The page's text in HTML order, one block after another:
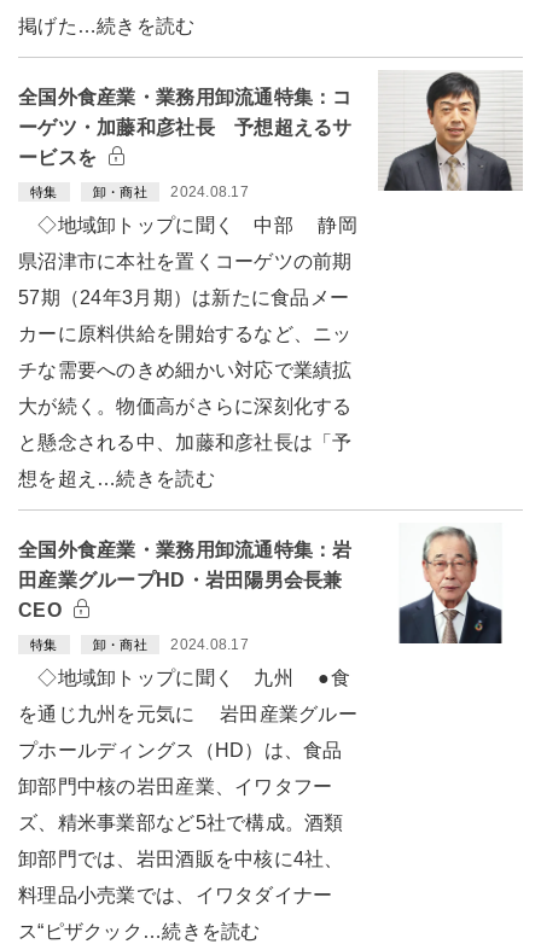
掲げた…続きを読む
全国外食産業・業務用卸流通特集：コ
ーゲツ・加藤和彦社長 予想超えるサ
ービスを
特集 卸・商社 2024.08.17
◇地域卸トップに聞く 中部 静岡
県沼津市に本社を置くコーゲツの前期
57期（24年3月期）は新たに食品メー
カーに原料供給を開始するなど、ニッ
チな需要へのきめ細かい対応で業績拡
大が続く。物価高がさらに深刻化する
と懸念される中、加藤和彦社長は「予
想を超え…続きを読む
全国外食産業・業務用卸流通特集：岩
田産業グループHD・岩田陽男会長兼
CEO
特集 卸・商社 2024.08.17
◇地域卸トップに聞く 九州 ●食
を通じ九州を元気に 岩田産業グルー
プホールディングス（HD）は、食品
卸部門中核の岩田産業、イワタフー
ズ、精米事業部など5社で構成。酒類
卸部門では、岩田酒販を中核に4社、
料理品小売業では、イワタダイナー
ス“ピザクック…続きを読む